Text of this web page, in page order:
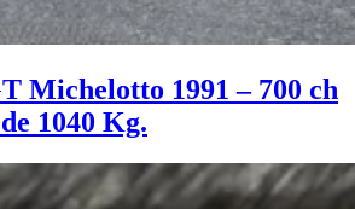
Michelotto 1991 – 700 ch
1040 Kg.